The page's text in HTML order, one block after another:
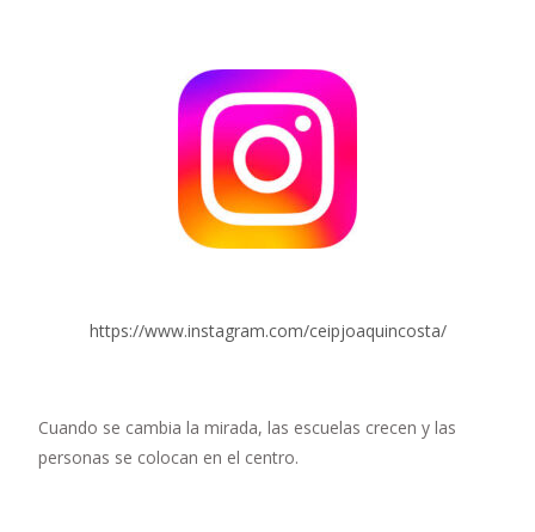
https://www.instagram.com/ceipjoaquincosta/
Cuando se cambia la mirada, las escuelas crecen y las
personas se colocan en el centro.